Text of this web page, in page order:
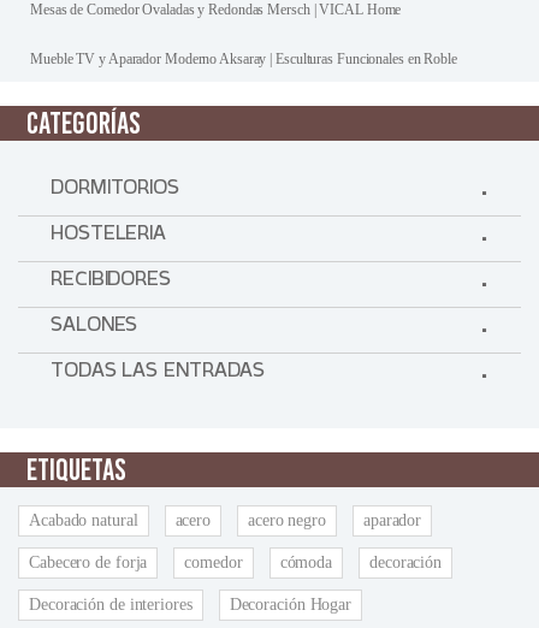
Mesas de Comedor Ovaladas y Redondas Mersch | VICAL Home
Mueble TV y Aparador Moderno Aksaray | Esculturas Funcionales en Roble
CATEGORÍAS
DORMITORIOS
HOSTELERIA
RECIBIDORES
SALONES
TODAS LAS ENTRADAS
ETIQUETAS
Acabado natural acero acero negro aparador
Cabecero de forja comedor cómoda decoración
Decoración de interiores Decoración Hogar